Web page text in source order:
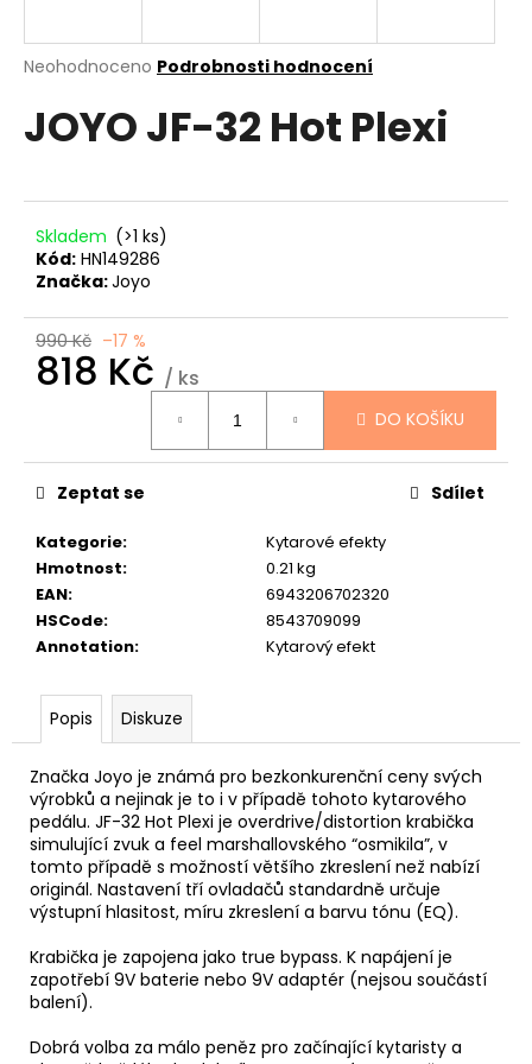
Průměrné
produktu
je
5
hvězdiček.
Neohodnoceno Podrobnosti hodnocení
JOYO JF-32 Hot Plexi
Skladem (>1 ks)
Kód: HN149286
Značka:Joyo
990 Kč –17 %
818 Kč / ks
DO KOŠÍKU
Kategorie:
Kytarové efekty
Hmotnost:
0.21 kg
EAN:
6943206702320
HSCode:
8543709099
Annotation: Kytarový efekt
Zeptat se Sdílet
Popis Diskuze
Značka Joyo je známá pro bezkonkurenční ceny svých
výrobků a nejinak je to i v případě tohoto kytarového
pedálu. JF-32 Hot Plexi je overdrive/distortion krabička
simulující zvuk a feel marshallovského “osmikila”, v
tomto případě s možností většího zkreslení než nabízí
originál. Nastavení tří ovladačů standardně určuje
výstupní hlasitost, míru zkreslení a barvu tónu (EQ).
Krabička je zapojena jako true bypass. K napájení je
zapotřebí 9V baterie nebo 9V adaptér (nejsou součástí
balení).
Dobrá volba za málo peněz pro začínající kytaristy a
j
t
?
D
o
u
č
u
e
m
TOKAI
EYES
DREADNOUGHT
CE62
AKUSTICKÁ
KYTARA
11
600
Kč